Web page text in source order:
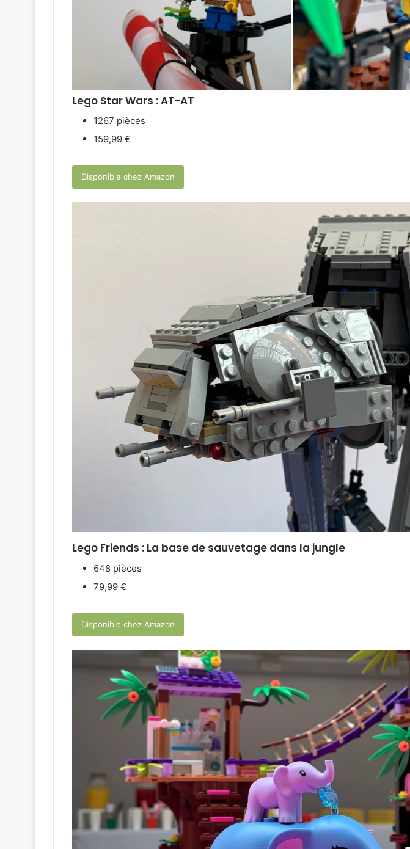
Lego Star Wars : AT-AT
1267 pièces
159,99 €
Disponible chez Amazon
Lego Friends : La base de sauvetage dans la jungle
648 pièces
79,99 €
Disponible chez Amazon